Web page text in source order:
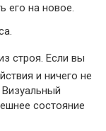
его на новое.
строя. Если вы
и ничего не
состояние